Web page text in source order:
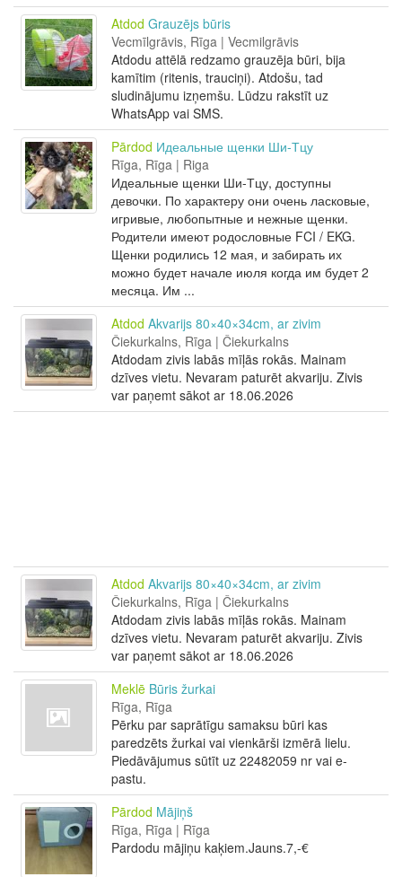
Atdod Grauzējs būris
Vecmīlgrāvis, Rīga | Vecmilgrāvis
Atdodu attēlā redzamo grauzēja būri, bija
kamītim (ritenis, trauciņi). Atdošu, tad
sludinājumu izņemšu. Lūdzu rakstīt uz
WhatsApp vai SMS.
Pārdod Идеальные щенки Ши-Тцу
Rīga, Rīga | Riga
Идеальные щенки Ши-Тцу, доступны
девочки. По характеру они очень ласковые,
игривые, любопытные и нежные щенки.
Родители имеют родословные FCI / EKG.
Щенки родились 12 мая, и забирать их
можно будет начале июля когда им будет 2
месяца. Им ...
Atdod Akvarijs 80×40×34cm, ar zivim
Čiekurkalns, Rīga | Čiekurkalns
Atdodam zivis labās mīļās rokās. Mainam
dzīves vietu. Nevaram paturēt akvariju. Zivis
var paņemt sākot ar 18.06.2026
Atdod Akvarijs 80×40×34cm, ar zivim
Čiekurkalns, Rīga | Čiekurkalns
Atdodam zivis labās mīļās rokās. Mainam
dzīves vietu. Nevaram paturēt akvariju. Zivis
var paņemt sākot ar 18.06.2026
Meklē Būris žurkai
Rīga, Rīga
Pērku par saprātīgu samaksu būri kas
paredzēts žurkai vai vienkārši izmērā lielu.
Piedāvājumus sūtīt uz 22482059 nr vai e-
pastu.
Pārdod Mājiņš
Rīga, Rīga | Rīga
Pardodu mājiņu kaķiem.Jauns.7,-€